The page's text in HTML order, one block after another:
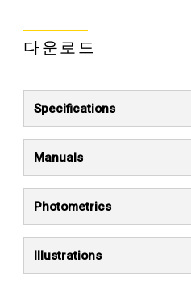
다운로드
Specifications
Manuals
Photometrics
Illustrations